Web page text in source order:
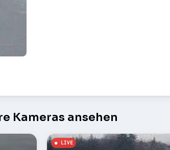
Kameras ansehen